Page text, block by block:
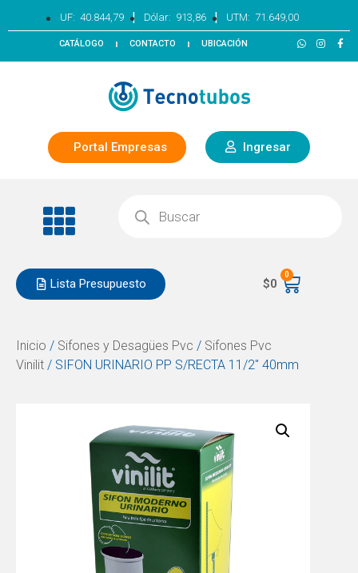
UF: 40.844,79 | Dólar: 913,86 | UTM: 71.649,00
CATÁLOGO CONTACTO UBICACIÓN
Portal Empresas Ingresar
Lista Presupuesto $0
0
Inicio / Sifones y Desagües Pvc / Sifones Pvc
Vinilit / SIFON URINARIO PP S/RECTA 11/2″ 40mm